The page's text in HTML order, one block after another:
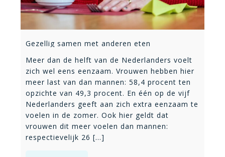
Gezellig samen met anderen eten
Meer dan de helft van de Nederlanders voelt
zich wel eens eenzaam. Vrouwen hebben hier
meer last van dan mannen: 58,4 procent ten
opzichte van 49,3 procent. En één op de vijf
Nederlanders geeft aan zich extra eenzaam te
voelen in de zomer. Ook hier geldt dat
vrouwen dit meer voelen dan mannen:
respectievelijk 26 [...]